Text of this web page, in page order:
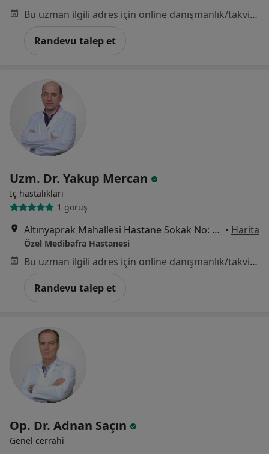
Bu uzman ilgili adres için online danışmanlık/takvim sunmuyor.
Randevu talep et
Uzm. Dr. Yakup Mercan
İç hastalıkları
1 görüş
Altınyaprak Mahallesi Hastane Sokak No: 27, Bafra • Harita
Özel Medibafra Hastanesi
Bu uzman ilgili adres için online danışmanlık/takvim sunmuyor.
Randevu talep et
Op. Dr. Adnan Saçın
Genel cerrahi